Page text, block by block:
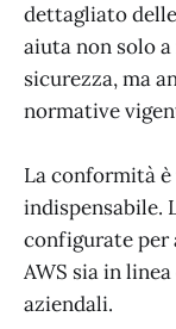
dettagliato
aiuta non solo
sicurezza, ma
normative
La conformità è
indispensabile.
configurate per
AWS sia in
aziendali.